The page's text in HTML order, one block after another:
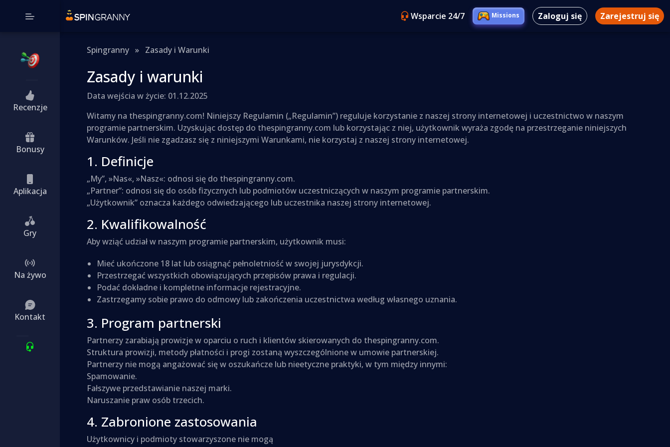
Recenzje
Bonusy
Aplikacja
Gry
Na żywo
Kontakt
Wsparcie 24/7 Missions Zaloguj się Zarejestruj się
Spingranny » Zasady i Warunki
Zasady i warunki
Data wejścia w życie: 01.12.2025
Witamy na thespingranny.com! Niniejszy Regulamin („Regulamin”) reguluje korzystanie z naszej strony internetowej i uczestnictwo w naszym
programie partnerskim. Uzyskując dostęp do thespingranny.com lub korzystając z niej, użytkownik wyraża zgodę na przestrzeganie niniejszych
Warunków. Jeśli nie zgadzasz się z niniejszymi Warunkami, nie korzystaj z naszej strony internetowej.
1. Definicje
„My”, »Nas«, »Nasz«: odnosi się do thespingranny.com.
„Partner”: odnosi się do osób fizycznych lub podmiotów uczestniczących w naszym programie partnerskim.
„Użytkownik” oznacza każdego odwiedzającego lub uczestnika naszej strony internetowej.
2. Kwalifikowalność
Aby wziąć udział w naszym programie partnerskim, użytkownik musi:
Mieć ukończone 18 lat lub osiągnąć pełnoletniość w swojej jurysdykcji.
Przestrzegać wszystkich obowiązujących przepisów prawa i regulacji.
Podać dokładne i kompletne informacje rejestracyjne.
Zastrzegamy sobie prawo do odmowy lub zakończenia uczestnictwa według własnego uznania.
3. Program partnerski
Partnerzy zarabiają prowizje w oparciu o ruch i klientów skierowanych do thespingranny.com.
Struktura prowizji, metody płatności i progi zostaną wyszczególnione w umowie partnerskiej.
Partnerzy nie mogą angażować się w oszukańcze lub nieetyczne praktyki, w tym między innymi:
Spamowanie.
Fałszywe przedstawianie naszej marki.
Naruszanie praw osób trzecich.
4. Zabronione zastosowania
Użytkownicy i podmioty stowarzyszone nie mogą